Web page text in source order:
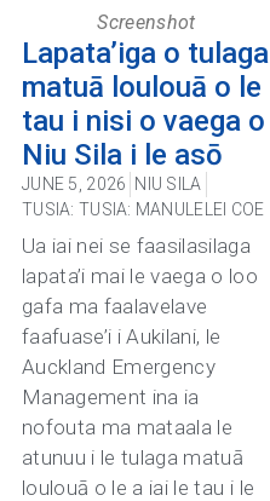
Screenshot
Lapata’iga o tulaga
matuā loulouā o le
tau i nisi o vaega o
Niu Sila i le asō
JUNE 5, 2026 NIU SILA
TUSIA: TUSIA: MANULELEI COE
Ua iai nei se faasilasilaga
lapata’i mai le vaega o loo
gafa ma faalavelave
faafuase’i i Aukilani, le
Auckland Emergency
Management ina ia
nofouta ma mataala le
atunuu i le tulaga matuā
loulouā o le a iai le tau i le